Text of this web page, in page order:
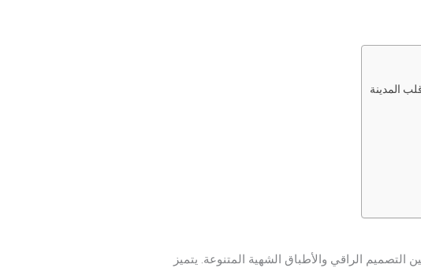
المدينة
التصميم الراقي والأطباق الشهية المتنوعة. يتميز